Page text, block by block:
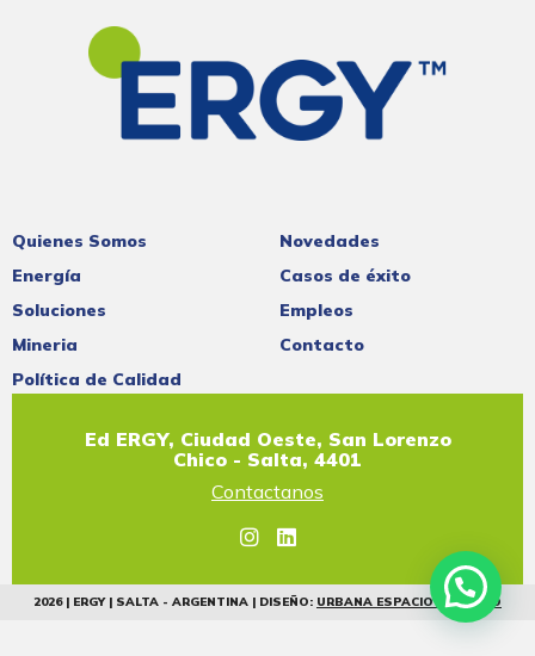
Quienes Somos
Energía
Soluciones
Mineria
Política de Calidad
Novedades
Casos de éxito
Empleos
Contacto
Ed ERGY, Ciudad Oeste, San Lorenzo
Chico - Salta, 4401
Contactanos
2026 | ERGY | SALTA - ARGENTINA | DISEÑO: URBANA ESPACIO CREATIVO